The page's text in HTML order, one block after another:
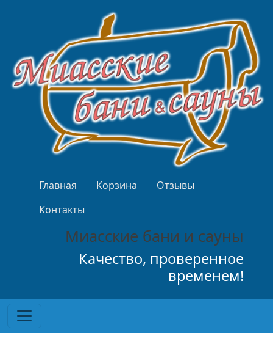
Верхнее меню
Главная Корзина
Отзывы
Контакты
Миасские бани и сауны
Качество, проверенное
временем!